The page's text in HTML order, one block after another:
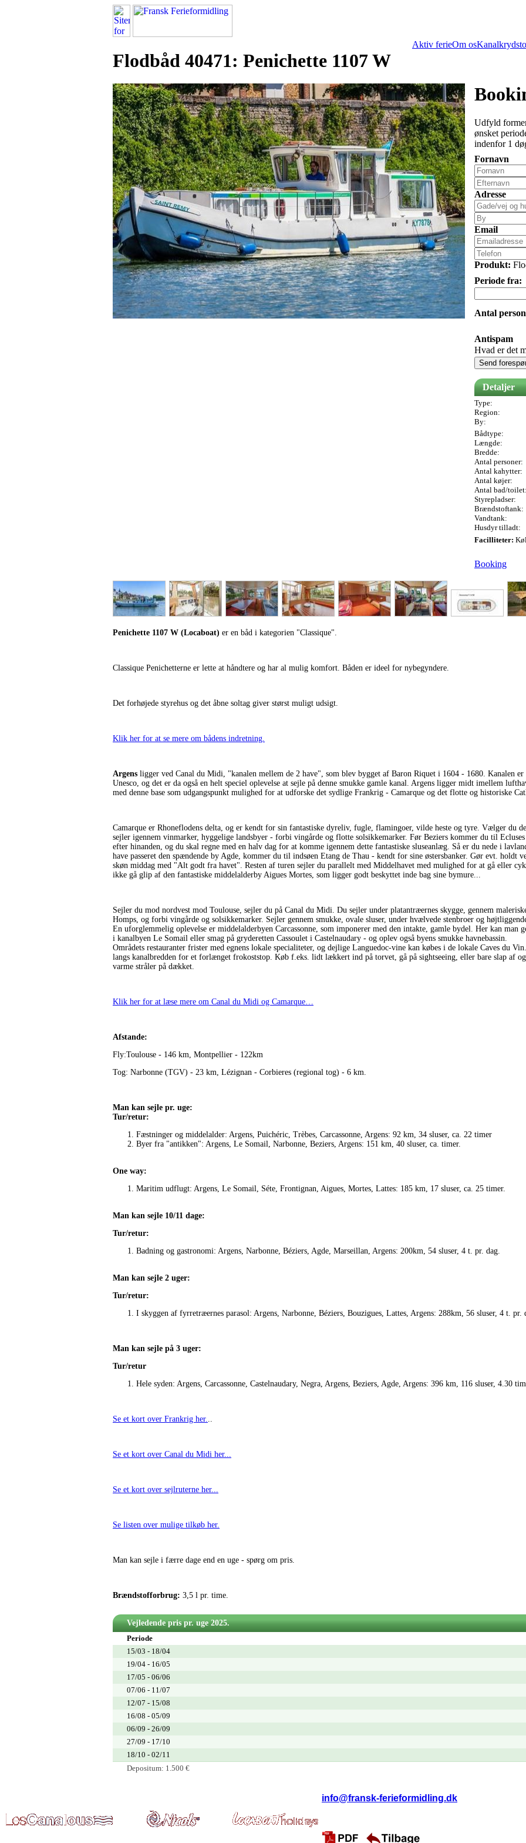
Aktiv ferieOm os
Flodbåd 40471: Penichette 1107 W
Udfyld
ønsket
indenfor 1
Fornavn
Adresse
Email
Produkt:
Periode fra:
Antal
Antispam
Hvad er det
Send
Detaljer
Type:
Region:
By:
Bådtype:
Længde:
Bredde:
Antal personer:
Antal kahytter:
Antal køjer:
Antal bad/
Styrepladser:
Brændstoftank:
Vandtank:
Husdyr tilladt:
Facilliteter:
Booking
Penichette 1107 W (Locaboat) er en båd i kategorien "Classique".
Classique Penichetterne er lette at håndtere og har al mulig komfort. Båden er ideel for nybegyndere.
Det forhøjede styrehus og det åbne soltag giver størst muligt udsigt.
Klik her for at se mere om bådens indretning.
Argens ligger ved Canal du Midi, "kanalen mellem de 2 have", som blev bygget af Baron Riquet i 1604 - 1680. Kanalen
Unesco, og det er da også en helt speciel oplevelse at sejle på denne smukke gamle kanal. Argens ligger midt imellem
med denne base som udgangspunkt mulighed for at udforske det sydlige Frankrig - Camarque og det flotte og historiske
Camarque er Rhoneflodens delta, og er kendt for sin fantastiske dyreliv, fugle, flamingoer, vilde heste og tyre. Vælger du
sejler igennem vinmarker, hyggelige landsbyer - forbi vingårde og flotte solsikkemarker. Før Beziers kommer du til Ecluses
efter hinanden, og du skal regne med en halv dag for at komme igennem dette fantastiske sluseanlæg. Så er du nede i
have passeret den spændende by Agde, kommer du til indsøen Etang de Thau - kendt for sine østersbanker. Gør evt. holdt
skøn middag med "Alt godt fra havet". Resten af turen sejler du parallelt med Middelhavet med mulighed for at gå eller
ikke gå glip af den fantastiske middelalderby Aigues Mortes, som ligger godt beskyttet inde bag sine bymure...
Sejler du mod nordvest mod Toulouse, sejler du på Canal du Midi. Du sejler under platantræernes skygge, gennem
Homps, og forbi vingårde og solsikkemarker. Sejler gennem smukke, ovale sluser, under hvælvede stenbroer og
En uforglemmelig oplevelse er middelalderbyen Carcassonne, som imponerer med den intakte, gamle bydel. Her kan man
i kanalbyen Le Somail eller smag på gryderetten Cassoulet i Castelnaudary - og oplev også byens smukke havnebassin.
Områdets restauranter frister med egnens lokale specialiteter, og dejlige Languedoc-vine kan købes i de lokale Caves du
langs kanalbredden for et forlænget frokoststop. Køb f.eks. lidt lækkert ind på torvet, gå på sightseeing, eller bare slap af
varme stråler på dækket.
Klik her for at læse mere om Canal du Midi og Camarque…
Afstande:
Fly:Toulouse - 146 km, Montpellier - 122km
Tog: Narbonne (TGV) - 23 km, Lézignan - Corbieres (regional tog) - 6 km.
Man kan sejle pr. uge:
Tur/retur:
Fæstninger og middelalder: Argens, Puichéric, Trèbes, Carcassonne, Argens: 92 km, 34 sluser, ca. 22 timer
Byer fra "antikken": Argens, Le Somail, Narbonne, Beziers, Argens: 151 km, 40 sluser, ca. timer.
One way:
Maritim udflugt: Argens, Le Somail, Séte, Frontignan, Aigues, Mortes, Lattes: 185 km, 17 sluser, ca. 25 timer.
Man kan sejle 10/11 dage:
Tur/retur:
Badning og gastronomi: Argens, Narbonne, Béziers, Agde, Marseillan, Argens: 200km, 54 sluser, 4 t. pr. dag.
Man kan sejle 2 uger:
Tur/retur:
I skyggen af fyrretræernes parasol: Argens, Narbonne, Béziers, Bouzigues, Lattes, Argens: 288km, 56 sluser, 4 t. pr.
Man kan sejle på 3 uger:
Tur/retur
Hele syden: Argens, Carcassonne, Castelnaudary, Negra, Argens, Beziers, Agde, Argens: 396 km, 116 sluser, 4.30
Se et kort over Frankrig her...
Se et kort over Canal du Midi her...
Se et kort over sejlruterne her...
Se listen over mulige tilkøb her.
Man kan sejle i færre dage end en uge - spørg om pris.
Brændstofforbrug: 3,5 l pr. time.
Vejledende pris pr. uge 2025.
Periode
15/03 - 18/04
19/04 - 16/05
17/05 - 06/06
07/06 - 11/07
12/07 - 15/08
16/08 - 05/09
06/09 - 26/09
27/09 - 17/10
18/10 - 02/11
Depositum: 1.500 €
info@fransk-ferieformidling.dk